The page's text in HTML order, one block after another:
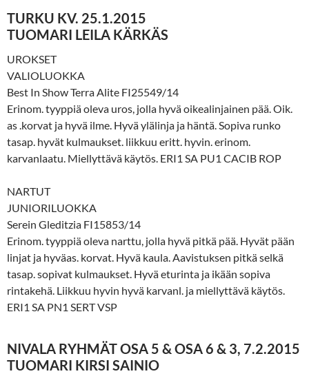
TURKU KV. 25.1.2015
TUOMARI LEILA KÄRKÄS
UROKSET
VALIOLUOKKA
Best In Show Terra Alite FI25549/14
Erinom. tyyppiä oleva uros, jolla hyvä oikealinjainen pää. Oik.
as .korvat ja hyvä ilme. Hyvä ylälinja ja häntä. Sopiva runko
tasap. hyvät kulmaukset. liikkuu eritt. hyvin. erinom.
karvanlaatu. Miellyttävä käytös. ERI1 SA PU1 CACIB ROP
NARTUT
JUNIORILUOKKA
Serein Gleditzia FI15853/14
Erinom. tyyppiä oleva narttu, jolla hyvä pitkä pää. Hyvät pään
linjat ja hyväas. korvat. Hyvä kaula. Aavistuksen pitkä selkä
tasap. sopivat kulmaukset. Hyvä eturinta ja ikään sopiva
rintakehä. Liikkuu hyvin hyvä karvanl. ja miellyttävä käytös.
ERI1 SA PN1 SERT VSP
NIVALA RYHMÄT OSA 5 & OSA 6 & 3, 7.2.2015
TUOMARI KIRSI SAINIO